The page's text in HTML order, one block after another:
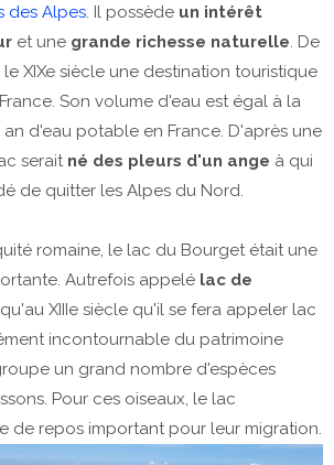
des Alpes . Il possède un intérêt
et une grande richesse naturelle . De
XIXe siècle une destination touristique
Son volume d'eau est égal à la
d'eau potable en France. D'après une
serait né des pleurs d'un ange à qui
de quitter les Alpes du Nord.
romaine, le lac du Bourget était une
Autrefois appelé lac de
qu'au XIIIe siècle qu'il se fera appeler lac
incontournable du patrimoine
un grand nombre d'espèces
Pour ces oiseaux, le lac
de repos important pour leur migration.